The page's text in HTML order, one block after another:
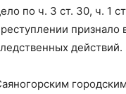
по ч. 3 ст. 30, ч. 1
признало
действий.